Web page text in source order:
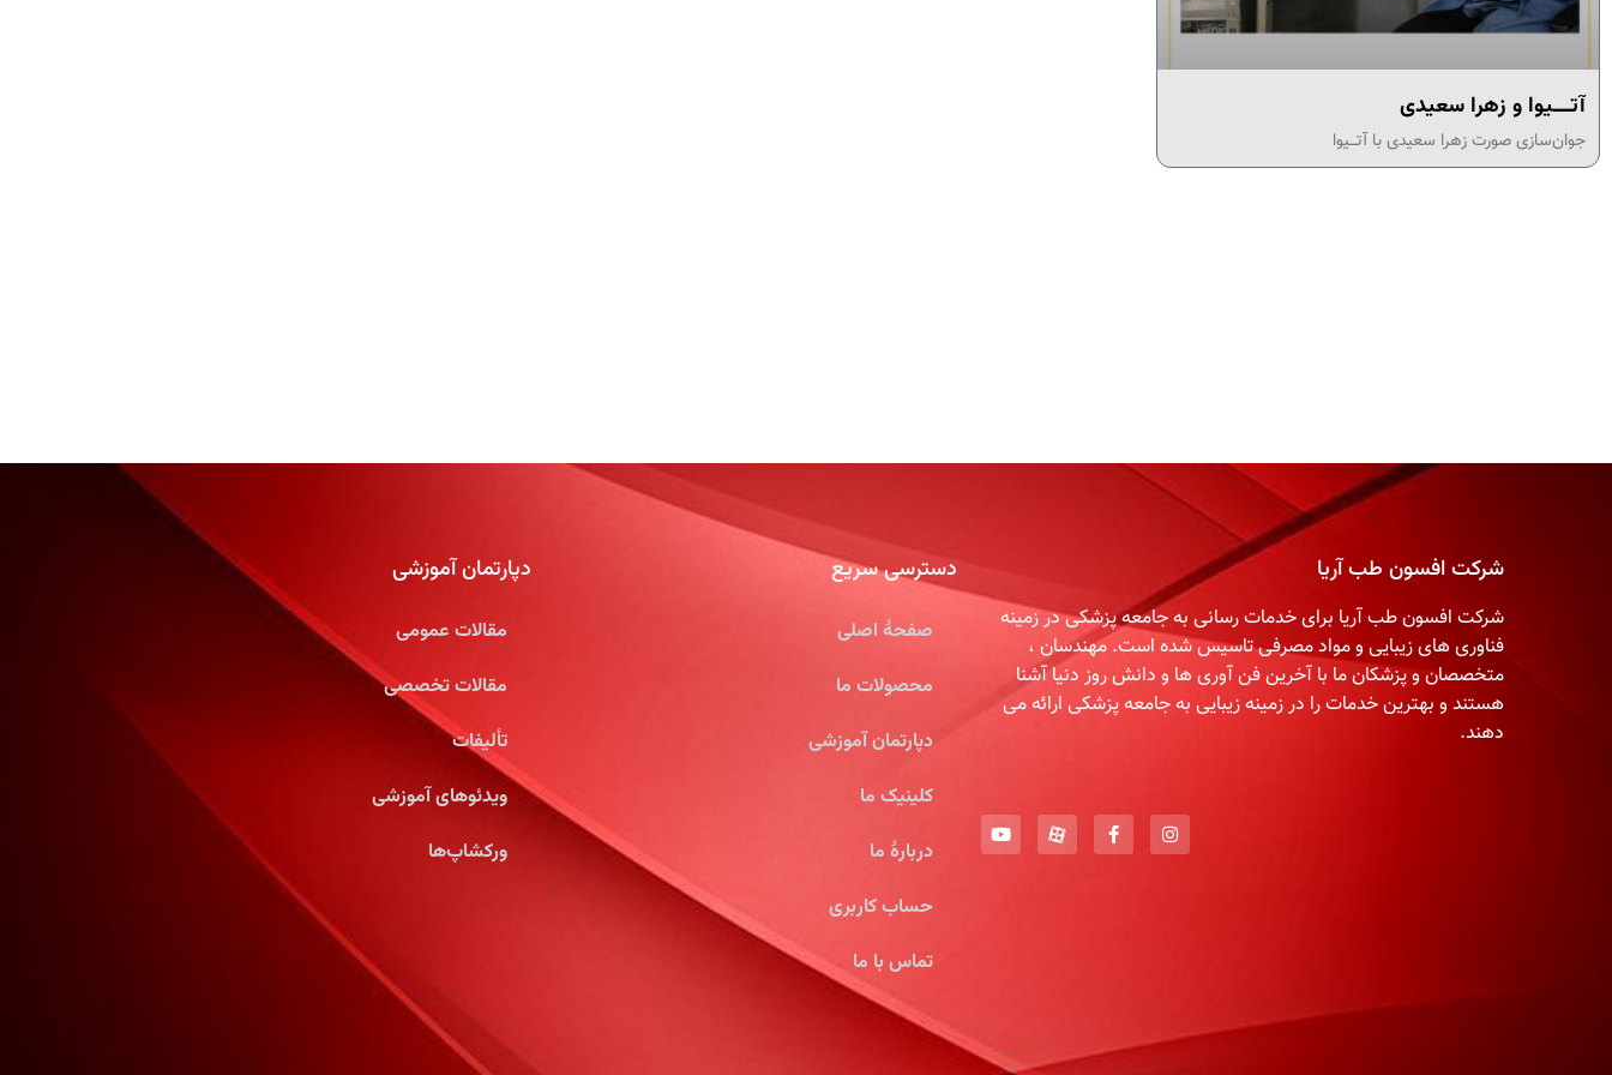
آتـــیوا و زهرا سعیدی
جوان‌سازی صورت زهرا سعیدی با آتـــیوا
شرکت افسون طب آریا
شرکت افسون طب آریا برای خدمات رسانی به جامعه پزشکی در زمینه
فناوری های زیبایی و مواد مصرفی تاسیس شده است. مهندسان ،
متخصصان و پزشکان ما با آخرین فن آوری ها و دانش روز دنیا آشنا
هستند و بهترین خدمات را در زمینه زیبایی به جامعه پزشکی ارائه می
دهند.
دسترسی سریع
صفحۀ اصلی
محصولات ما
دپارتمان آموزشی
کلینیک ما
دربارۀ ما
حساب کاربری
تماس با ما
دپارتمان آموزشی
مقالات عمومی
مقالات تخصصی
تألیفات
ویدئوهای آموزشی
ورکشاپ‌ها